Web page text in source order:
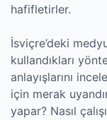
hafifletirler.
İsviçre’deki
kullandıkları
anlayışlarını
için merak
yapar? Nasıl